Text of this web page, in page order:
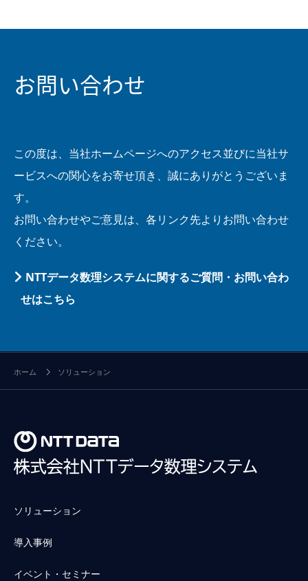
お問い合わせ
この度は、当社ホームページへのアクセス並びに当社サ
ービスへの関心をお寄せ頂き、誠にありがとうございま
す。
お問い合わせやご意見は、各リンク先よりお問い合わせ
ください。
NTTデータ数理システムに関するご質問・お問い合わ
せはこちら
ホーム ソリューション
ソリューション
導入事例
イベント・セミナー